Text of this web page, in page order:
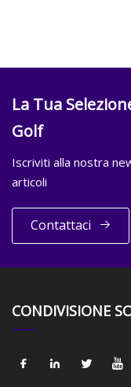
La Tua
Golf
Iscriviti alla nostra
articoli
Contattaci
CONDIVISIONE